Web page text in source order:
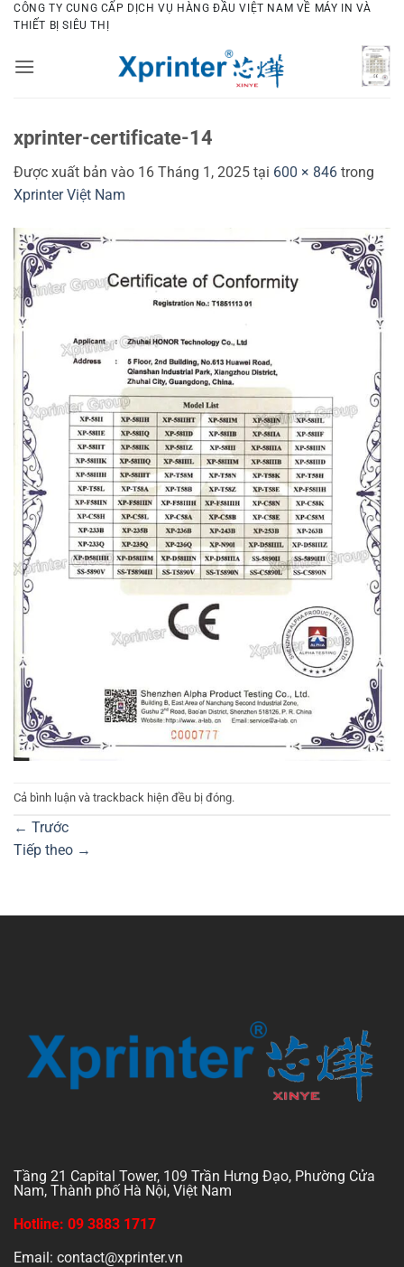
Bỏ
qua
dung
CÔNG TY CUNG CẤP DỊCH VỤ HÀNG ĐẦU VIỆT NAM VỀ MÁY IN VÀ
THIẾT BỊ SIÊU THỊ
xprinter-certificate-14
Được xuất bản vào 16 Tháng 1, 2025 tại 600 × 846 trong
Xprinter Việt Nam
Cả bình luận và trackback hiện đều bị đóng.
← Trước
Tiếp theo →
Tầng 21 Capital Tower, 109 Trần Hưng Đạo, Phường Cửa
Nam, Thành phố Hà Nội, Việt Nam
Hotline: 09 3883 1717
Email: contact@xprinter.vn